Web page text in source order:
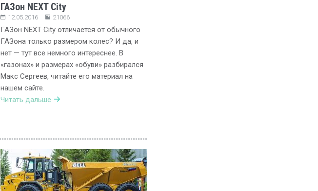
ГАЗон NEXT City
12.05.2016 21066
ГАЗон NEXT City отличается от обычного
ГАЗона только размером колес? И да, и
нет — тут все немного интереснее. В
«газонах» и размерах «обуви» разбирался
Макс Сергеев, читайте его материал на
нашем сайте.
Читать дальше